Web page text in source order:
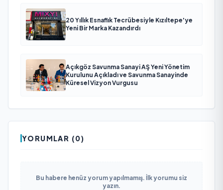
20 Yıllık Esnaflık Tecrübesiyle Kızıltepe'ye
Yeni Bir Marka Kazandırdı
Açıkgöz Savunma Sanayi AŞ Yeni Yönetim
Kurulunu Açıkladı ve Savunma Sanayinde
Küresel Vizyon Vurgusu
YORUMLAR (0)
Bu habere henüz yorum yapılmamış. İlk yorumu siz
yazın.